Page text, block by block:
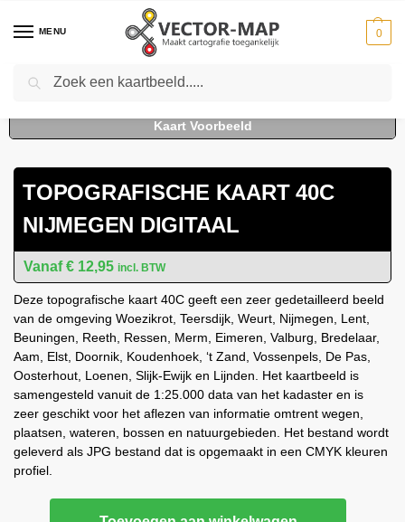
MENU 0
Home Kaarten - Topografische kaarten
TOPOGRAFISCHE KAART 40C
NIJMEGEN DIGITAAL
€ 12,95 incl. BTW
Deze topografische kaart 40C geeft een zeer gedetailleerd beeld
van de omgeving Woezikrot, Teersdijk, Weurt, Nijmegen, Lent,
Beuningen, Reeth, Ressen, Merm, Eimeren, Valburg, Bredelaar,
Aam, Elst, Doornik, Koudenhoek, ‘t Zand, Vossenpels, De Pas,
Oosterhout, Loenen, Slijk-Ewijk en Lijnden. Het kaartbeeld is
samengesteld vanuit de 1:25.000 data van het kadaster en is
zeer geschikt voor het aflezen van informatie omtrent wegen,
plaatsen, wateren, bossen en natuurgebieden. Het bestand wordt
geleverd als JPG bestand dat is opgemaakt in een CMYK kleuren
profiel.